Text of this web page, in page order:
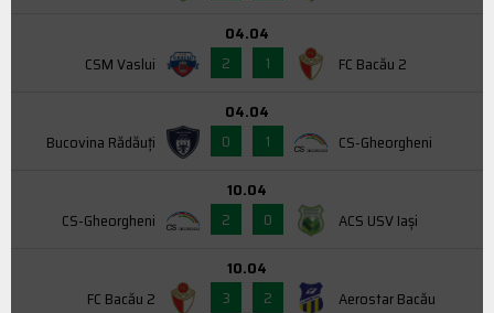
CSM Vaslui
04.04
2
1 FC Bacău 2
Bucovina Rădăuți
04.04
0
1 CS-Gheorgheni
CS-Gheorgheni
10.04
2
0 ACS USV Iaşi
FC Bacău 2
10.04
3
2 Aerostar Bacău